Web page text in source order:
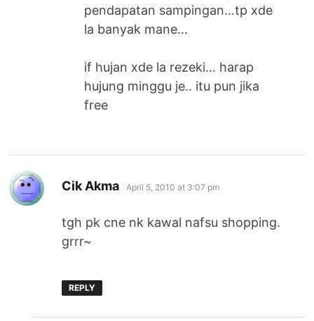
pendapatan sampingan…tp xde
la banyak mane…
if hujan xde la rezeki… harap
hujung minggu je.. itu pun jika
free
Cik Akma says:
April 5, 2010 at 3:07 pm
tgh pk cne nk kawal nafsu shopping.
grrr~
REPLY